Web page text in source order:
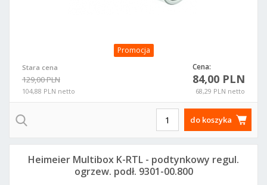
Promocja
Stara cena
129,00 PLN
104,88 PLN netto
Cena:
84,00 PLN
68,29 PLN netto
do koszyka
Heimeier Multibox K-RTL - podtynkowy regul.
ogrzew. podł. 9301-00.800